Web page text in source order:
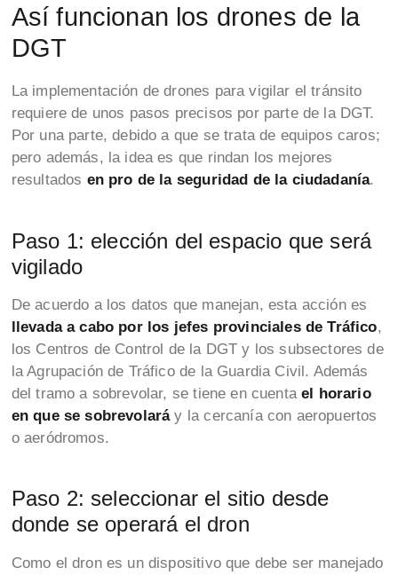
Así funcionan los drones de la
DGT
La implementación de drones para vigilar el tránsito
requiere de unos pasos precisos por parte de la DGT.
Por una parte, debido a que se trata de equipos caros;
pero además, la idea es que rindan los mejores
resultados en pro de la seguridad de la ciudadanía.
Paso 1: elección del espacio que será
vigilado
De acuerdo a los datos que manejan, esta acción es
llevada a cabo por los jefes provinciales de Tráfico,
los Centros de Control de la DGT y los subsectores de
la Agrupación de Tráfico de la Guardia Civil. Además
del tramo a sobrevolar, se tiene en cuentael horario
en que se sobrevolaráy la cercanía con aeropuertos
o aeródromos.
Paso 2: seleccionar el sitio desde
donde se operará el dron
Como el dron es un dispositivo que debe ser manejado